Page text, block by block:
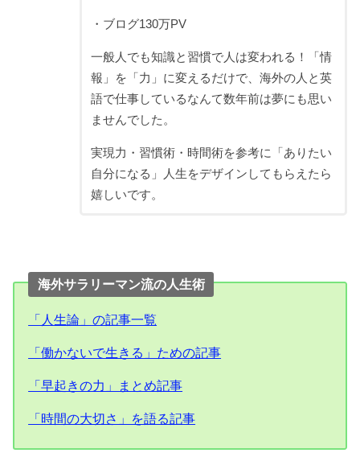
・ブログ130万PV
一般人でも知識と習慣で人は変われる！「情
報」を「力」に変えるだけで、海外の人と英
語で仕事しているなんて数年前は夢にも思い
ませんでした。
実現力・習慣術・時間術を参考に「ありたい
自分になる」人生をデザインしてもらえたら
嬉しいです。
海外サラリーマン流の人生術
「人生論」の記事一覧
「働かないで生きる」ための記事
「早起きの力」まとめ記事
「時間の大切さ」を語る記事